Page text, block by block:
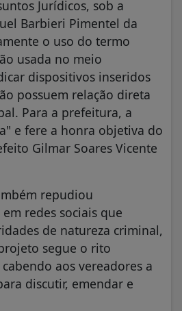
Jurídicos, sob a
Barbieri Pimentel da
o uso do termo
usada no meio
dispositivos inseridos
possuem relação direta
Para a prefeitura, a
e fere a honra objetiva do
Gilmar Soares Vicente
repudiou
redes sociais que
de natureza criminal,
segue o rito
aos vereadores a
discutir, emendar e